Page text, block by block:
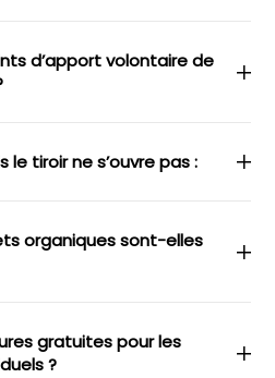
d’apport volontaire de
tiroir ne s’ouvre pas :
organiques sont-elles
gratuites pour les
?